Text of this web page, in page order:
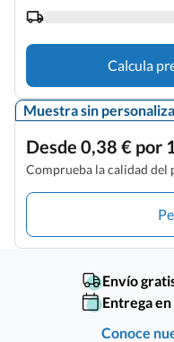
Calcula
Muestra sin
Desde 0,38 € por
Comprueba la calidad del
Envío
Entrega
Conoce